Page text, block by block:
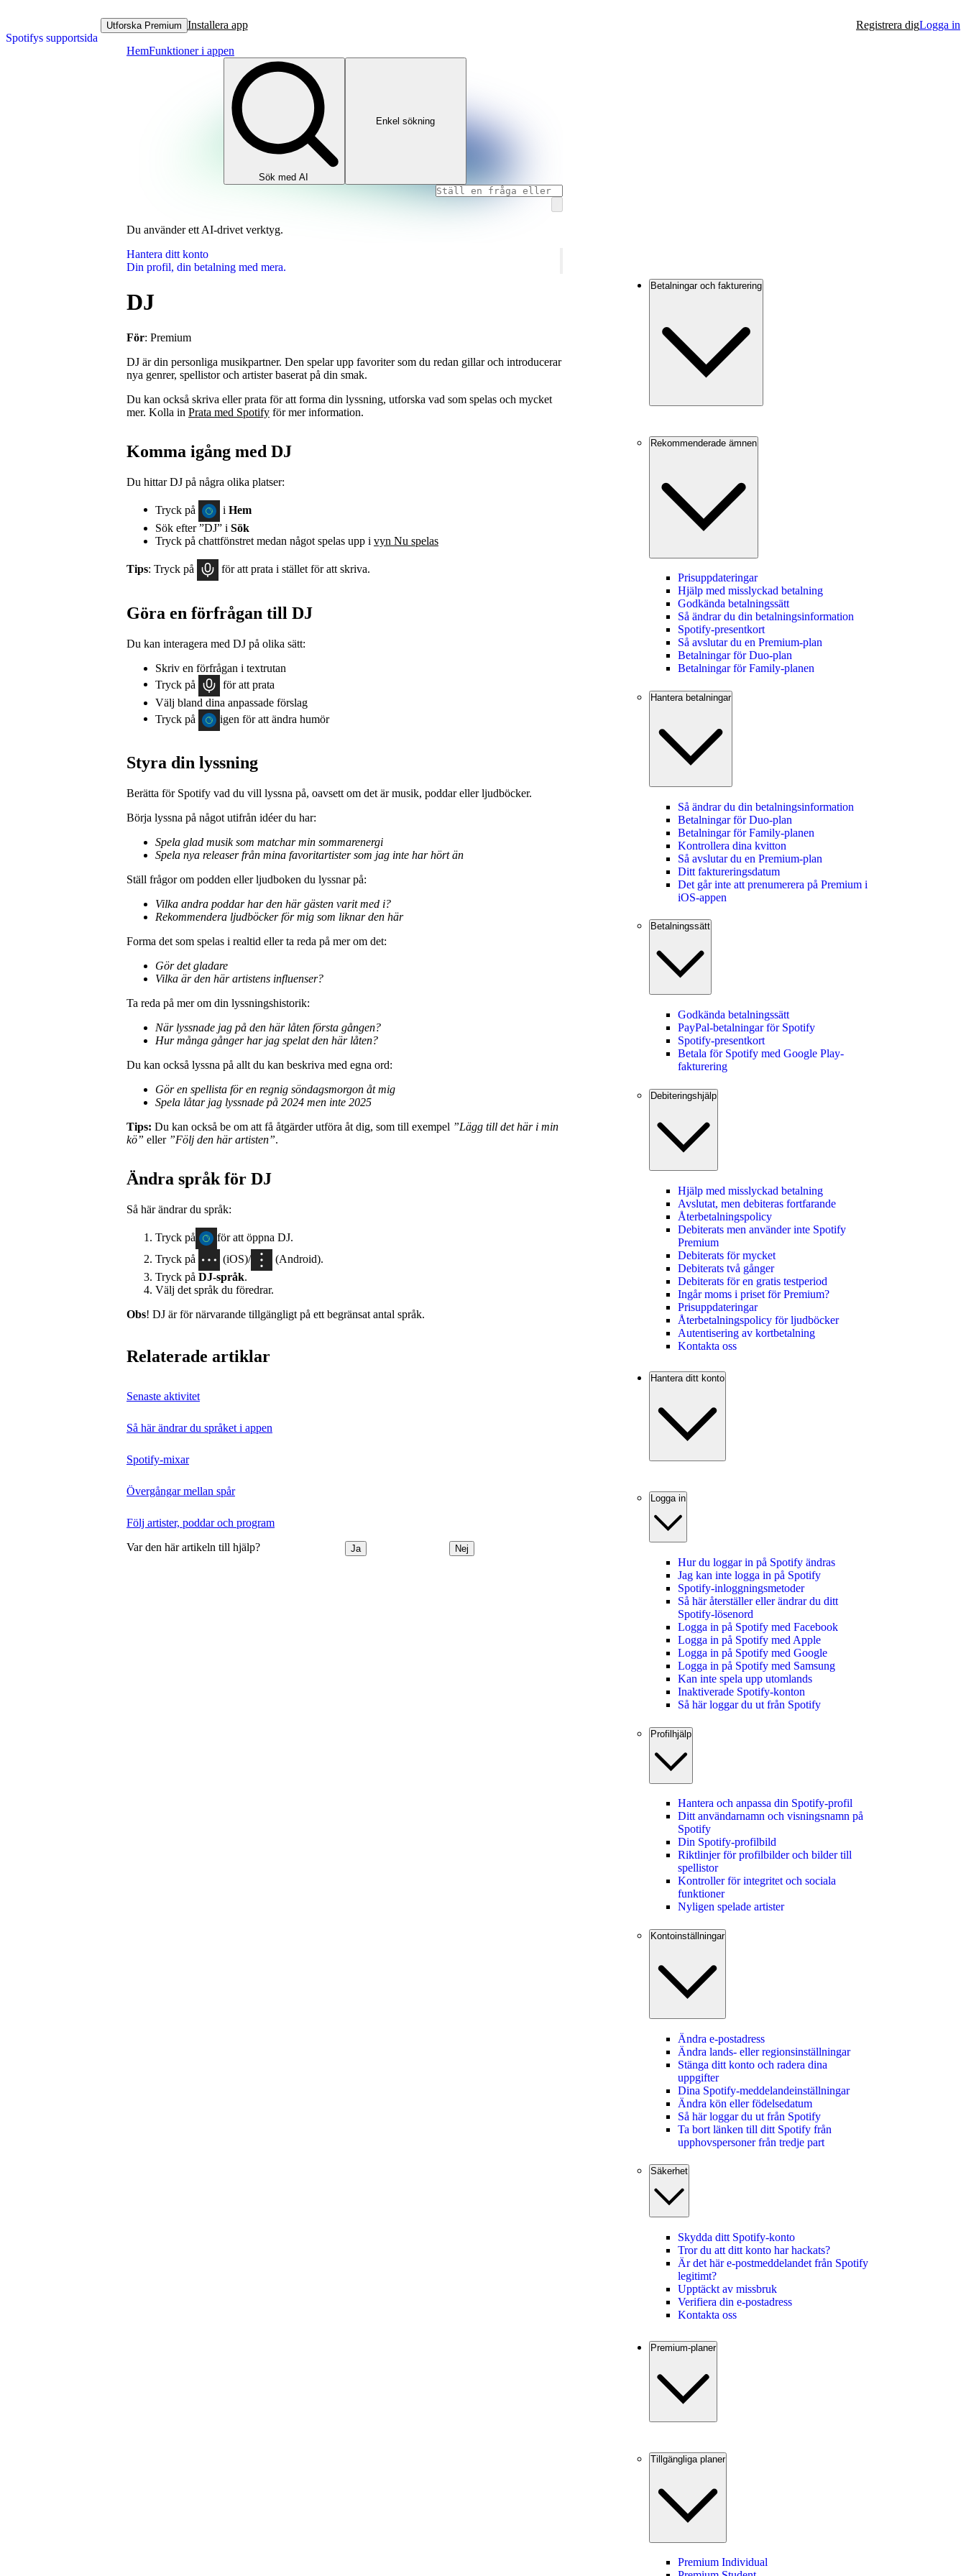
Spotifys supportsida
Utforska Premium Installera app Registrera digLogga in
HemFunktioner i appen
Sök med AI
Enkel sökning
Du använder ett AI‑drivet verktyg.
Hantera ditt konto
Din profil, din betalning med mera.
DJ
För: Premium
DJ är din personliga musikpartner. Den spelar upp favoriter som du redan gillar och introducerar
nya genrer, spellistor och artister baserat på din smak.
Du kan också skriva eller prata för att forma din lyssning, utforska vad som spelas och mycket
mer. Kolla in Prata med Spotify för mer information.
Komma igång med DJ
Du hittar DJ på några olika platser:
Tryck på i Hem
Sök efter ”DJ” i Sök
Tryck på chattfönstret medan något spelas upp i vyn Nu spelas
Tips: Tryck på för att prata i stället för att skriva.
Göra en förfrågan till DJ
Du kan interagera med DJ på olika sätt:
Skriv en förfrågan i textrutan
Tryck på
för att prata
Välj bland dina anpassade förslag
Tryck på
igen för att ändra humör
Styra din lyssning
Berätta för Spotify vad du vill lyssna på, oavsett om det är musik, poddar eller ljudböcker.
Börja lyssna på något utifrån idéer du har:
Spela glad musik som matchar min sommarenergi
Spela nya releaser från mina favoritartister som jag inte har hört än
Ställ frågor om podden eller ljudboken du lyssnar på:
Vilka andra poddar har den här gästen varit med i?
Rekommendera ljudböcker för mig som liknar den här
Forma det som spelas i realtid eller ta reda på mer om det:
Gör det gladare
Vilka är den här artistens influenser?
Ta reda på mer om din lyssningshistorik:
När lyssnade jag på den här låten första gången?
Hur många gånger har jag spelat den här låten?
Du kan också lyssna på allt du kan beskriva med egna ord:
Gör en spellista för en regnig söndagsmorgon åt mig
Spela låtar jag lyssnade på 2024 men inte 2025
Tips: Du kan också be om att få åtgärder utföra åt dig, som till exempel ”Lägg till det här i min
kö” eller ”Följ den här artisten”.
Ändra språk för DJ
Så här ändrar du språk:
Tryck på
för att öppna DJ.
Tryck på
(iOS)/
(Android).
Tryck på DJ‑språk.
Välj det språk du föredrar.
Obs! DJ är för närvarande tillgängligt på ett begränsat antal språk.
Relaterade artiklar
Senaste aktivitet
Så här ändrar du språket i appen
Spotify-mixar
Övergångar mellan spår
Följ artister, poddar och program
Var den här artikeln till hjälp? Ja Nej
Betalningar och fakturering
Rekommenderade ämnen
Prisuppdateringar
Hjälp med misslyckad betalning
Godkända betalningssätt
Så ändrar du din betalningsinformation
Spotify-presentkort
Så avslutar du en Premium‑plan
Betalningar för Duo-plan
Betalningar för Family-planen
Hantera betalningar
Så ändrar du din betalningsinformation
Betalningar för Duo-plan
Betalningar för Family-planen
Kontrollera dina kvitton
Så avslutar du en Premium‑plan
Ditt faktureringsdatum
Det går inte att prenumerera på Premium i
iOS-appen
Betalningssätt
Godkända betalningssätt
PayPal-betalningar för Spotify
Spotify-presentkort
Betala för Spotify med Google Play-
fakturering
Debiteringshjälp
Hjälp med misslyckad betalning
Avslutat, men debiteras fortfarande
Återbetalningspolicy
Debiterats men använder inte Spotify
Premium
Debiterats för mycket
Debiterats två gånger
Debiterats för en gratis testperiod
Ingår moms i priset för Premium?
Prisuppdateringar
Återbetalningspolicy för ljudböcker
Autentisering av kortbetalning
Kontakta oss
Hantera ditt konto
Logga in
Hur du loggar in på Spotify ändras
Jag kan inte logga in på Spotify
Spotify-inloggningsmetoder
Så här återställer eller ändrar du ditt
Spotify‑lösenord
Logga in på Spotify med Facebook
Logga in på Spotify med Apple
Logga in på Spotify med Google
Logga in på Spotify med Samsung
Kan inte spela upp utomlands
Inaktiverade Spotify-konton
Så här loggar du ut från Spotify
Profilhjälp
Hantera och anpassa din Spotify-profil
Ditt användarnamn och visningsnamn på
Spotify
Din Spotify-profilbild
Riktlinjer för profilbilder och bilder till
spellistor
Kontroller för integritet och sociala
funktioner
Nyligen spelade artister
Kontoinställningar
Ändra e-postadress
Ändra lands‑ eller regionsinställningar
Stänga ditt konto och radera dina
uppgifter
Dina Spotify-meddelandeinställningar
Ändra kön eller födelsedatum
Så här loggar du ut från Spotify
Ta bort länken till ditt Spotify från
upphovspersoner från tredje part
Säkerhet
Skydda ditt Spotify-konto
Tror du att ditt konto har hackats?
Är det här e-postmeddelandet från Spotify
legitimt?
Upptäckt av missbruk
Verifiera din e-postadress
Kontakta oss
Premium-planer
Tillgängliga planer
Premium Individual